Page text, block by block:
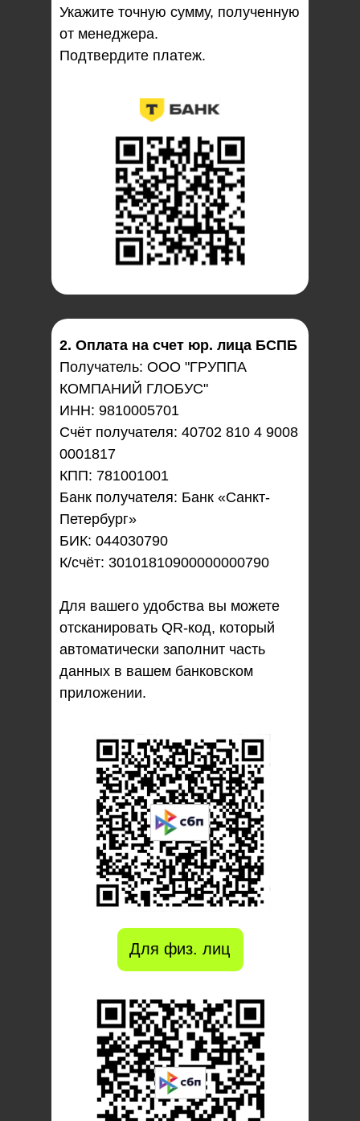
2. Оплата на счет юр. лица БСПБ
Получатель: ООО "ГРУППА
КОМПАНИЙ ГЛОБУС"
ИНН: 9810005701
Счёт получателя: 40702 810 4 9008
0001817
КПП: 781001001
Банк получателя: Банк «Санкт-
Петербург»
БИК: 044030790
К/счёт: 30101810900000000790
Для вашего удобства вы можете
отсканировать QR-код, который
автоматически заполнит часть
данных в вашем банковском
приложении.
Укажите точную сумму, полученную
от менеджера.
Подтвердите платеж.
Для физ. лиц